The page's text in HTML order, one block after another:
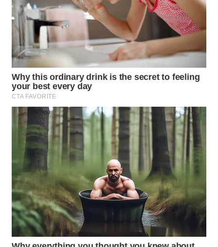
WAHANA
SELEB
WAHANA
PERSONA
WAHANA
OTOMOTIF
WAHANA
HEALTH
WAHANA
DESA
WISATA
LAPAK
WAHANA
Wahana